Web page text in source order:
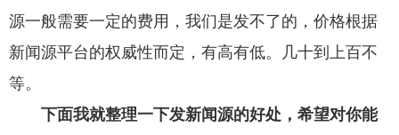
源一般需要一定的费用，我们是发不了的，价格根据
新闻源平台的权威性而定，有高有低。几十到上百不
等。
下面我就整理一下发新闻源的好处，希望对你能